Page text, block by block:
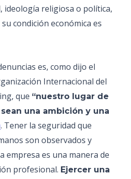
ideología religiosa o política,
condición económica es
es, como dijo el
Internacional del
que “nuestro lugar de
una ambición y una
. Tener la seguridad que
son observados y
empresa es una manera de
profesional. Ejercer una